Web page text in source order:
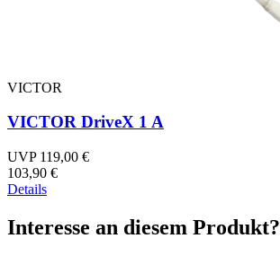
VICTOR
VICTOR DriveX 1 A
UVP 119,00 €
103,90 €
Details
Interesse an diesem Produkt?